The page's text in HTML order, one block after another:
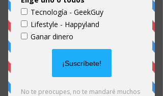
videos participantes del canal con el
hashtag #MeGustaEsteCanalPorque para
convertirte en el segundo ganador
aleatorio. Puedes hacer todos los
comentarios que quieras. Recuerda que
cada video participante tendrá oculto un
hashtag que deberás copiar y colocar en el
formulario de abajo. AQUÍ ABAJO TE
COLOCARÉ CADA DÍA NUEVOS VIDEOS